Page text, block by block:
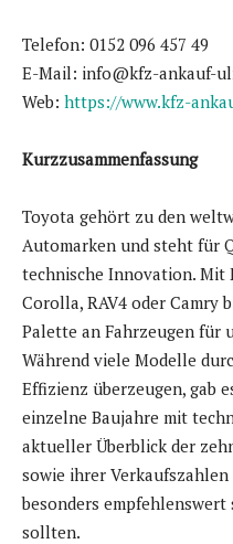
Telefon: 0152 096 457 49
E-Mail: info@kfz-ankauf-
Web: https://www.kfz-
Kurzzusammenfassung
Toyota gehört zu den
Automarken und steht für
technische Innovation. Mit
Corolla, RAV4 oder Camry
Palette an Fahrzeugen für
Während viele Modelle
Effizienz überzeugen, gab
einzelne Baujahre mit
aktueller Überblick der
sowie ihrer
besonders
sollten.